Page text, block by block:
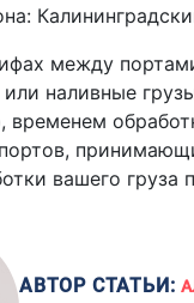
между
наливные
временем
вашего
АВТОР СТАТЬИ: